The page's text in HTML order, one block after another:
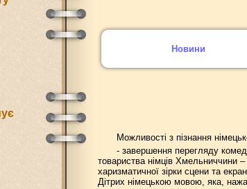
Новини
Можливості з пізнання
- завершення перегляду
товариства німців Хмельниччини
харизматичної зірки сцени та
Дітрих німецькою мовою, яка,